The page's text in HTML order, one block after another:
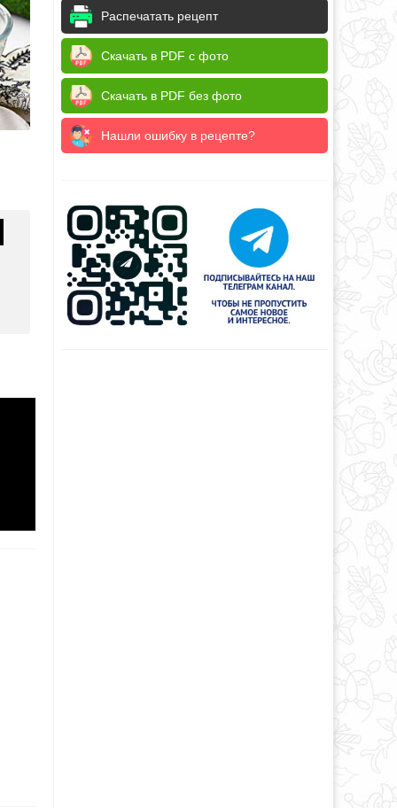
Распечатать рецепт
Скачать в PDF с фото
Скачать в PDF без фото
Нашли ошибку в рецепте?